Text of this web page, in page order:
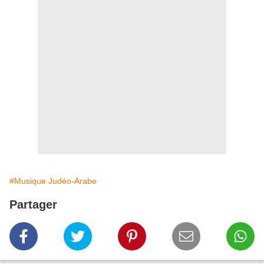
#Musique Judéo-Arabe
Partager